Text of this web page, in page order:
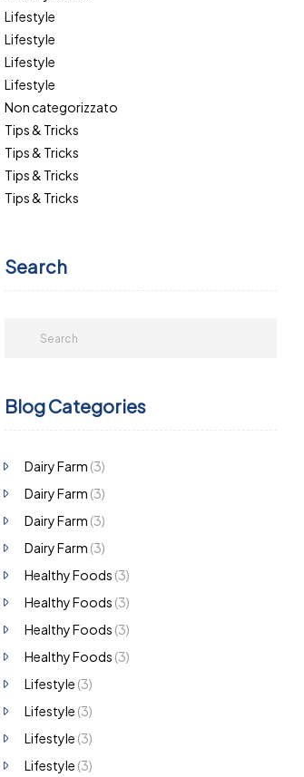
Lifestyle
Lifestyle
Lifestyle
Lifestyle
Non categorizzato
Tips & Tricks
Tips & Tricks
Tips & Tricks
Tips & Tricks
Search
Blog Categories
Dairy Farm (3)
Dairy Farm (3)
Dairy Farm (3)
Dairy Farm (3)
Healthy Foods (3)
Healthy Foods (3)
Healthy Foods (3)
Healthy Foods (3)
Lifestyle (3)
Lifestyle (3)
Lifestyle (3)
Lifestyle (3)